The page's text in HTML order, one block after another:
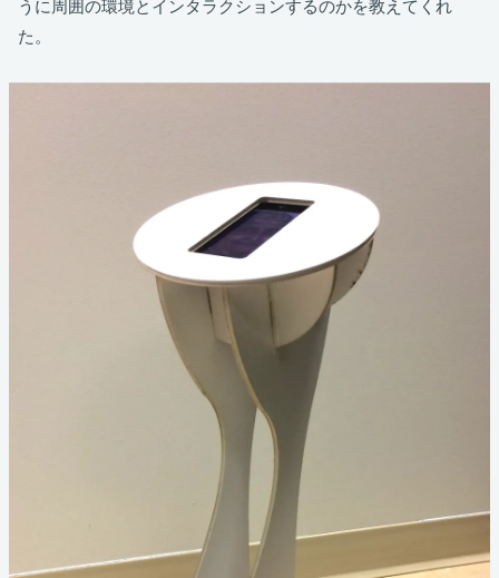
うに周囲の環境とインタラクションするのかを教えてくれ
た。